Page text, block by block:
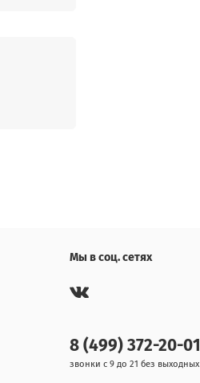
Мы в соц. сетях
8 (499) 372-20-01
звонки с 9 до 21 без выходных